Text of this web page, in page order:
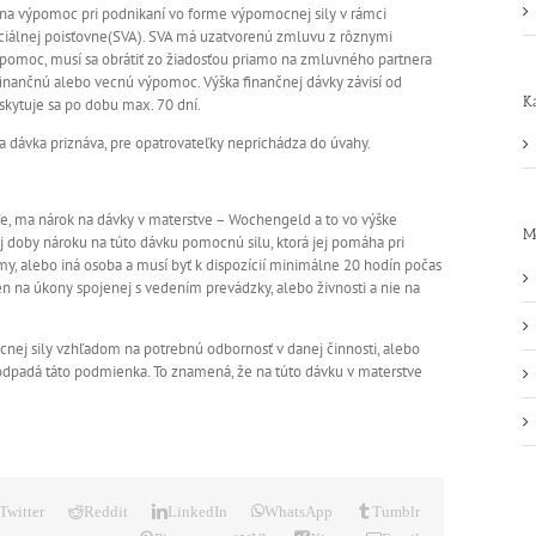
výpomoc pri podnikaní vo forme výpomocnej sily v rámci
poisťovne(SVA). SVA má uzatvorenú zmluvu z rôznymi
musí sa obrátiť zo žiadosťou priamo na zmluvného partnera
alebo vecnú výpomoc. Výška finančnej dávky závisí od
sa po dobu max. 70 dní.
priznáva, pre opatrovateľky neprichádza do úvahy.
nárok na dávky v materstve – Wochengeld a to vo výške
nároku na túto dávku pomocnú silu, ktorá jej pomáha pri
alebo iná osoba a musí byť k dispozícií minimálne 20 hodín počas
úkony spojenej s vedením prevádzky, alebo živnosti a nie na
sily vzhľadom na potrebnú odbornosť v danej činnosti, alebo
táto podmienka. To znamená, že na túto dávku v materstve
Twitter Reddit LinkedIn WhatsApp
Tumblr